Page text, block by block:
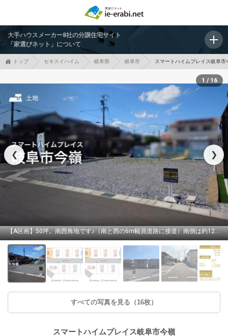
大手ハウスメーカー8社の分譲住宅サイト
「家選びネット」について
トップ セキスイハイム 岐阜県 岐阜市 スマートハイムプレイス岐阜市
❮
【A区画】50坪。南西角地です♪（南と西の6m幅員道路に接道）南側は約12mの間口でゆとりを持って車4台並列駐車可能です♪（2024年7月撮影）
❯
1 / 16
すべての写真を見る（16枚）
スマートハイムプレイス岐阜市今嶺